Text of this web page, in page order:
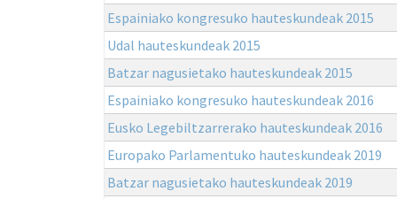
Espainiako kongresuko hauteskundeak 2015
Udal hauteskundeak 2015
Batzar nagusietako hauteskundeak 2015
Espainiako kongresuko hauteskundeak 2016
Eusko Legebiltzarrerako hauteskundeak 2016
Europako Parlamentuko hauteskundeak 2019
Batzar nagusietako hauteskundeak 2019